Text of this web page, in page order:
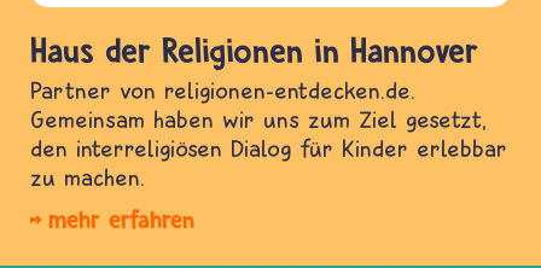
Haus der Religionen in Hannover
Partner von religionen-entdecken.de.
Gemeinsam haben wir uns zum Ziel gesetzt,
den interreligiösen Dialog für Kinder erlebbar
zu machen.
mehr erfahren